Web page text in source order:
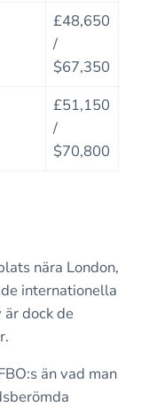
£48,650
/
$67,350
£51,150
/
$70,800
nära London,
internationella
är dock de
än vad man